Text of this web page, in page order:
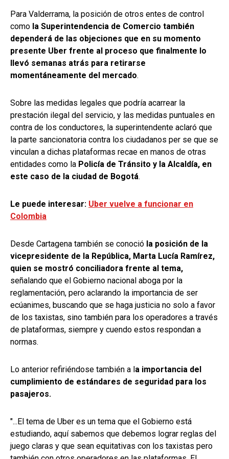
Para Valderrama, la posición de otros entes de control
como la Superintendencia de Comercio también
dependerá de las objeciones que en su momento
presente Uber frente al proceso que finalmente lo
llevó semanas atrás para retirarse
momentáneamente del mercado.
Sobre las medidas legales que podría acarrear la
prestación ilegal del servicio, y las medidas puntuales en
contra de los conductores, la superintendente aclaró que
la parte sancionatoria contra los ciudadanos per se que se
vinculan a dichas plataformas recae en manos de otras
entidades como la Policía de Tránsito y la Alcaldía, en
este caso de la ciudad de Bogotá.
Le puede interesar: Uber vuelve a funcionar en
Colombia
Desde Cartagena también se conoció la posición de la
vicepresidente de la República, Marta Lucía Ramírez,
quien se mostró conciliadora frente al tema,
señalando que el Gobierno nacional aboga por la
reglamentación, pero aclarando la importancia de ser
ecúanimes, buscando que se haga justicia no solo a favor
de los taxistas, sino también para los operadores a través
de plataformas, siempre y cuendo estos respondan a
normas.
Lo anterior refiriéndose también a la importancia del
cumplimiento de estándares de seguridad para los
pasajeros.
"...El tema de Uber es un tema que el Gobierno está
estudiando, aquí sabemos que debemos lograr reglas del
juego claras y que sean equitativas con los taxistas pero